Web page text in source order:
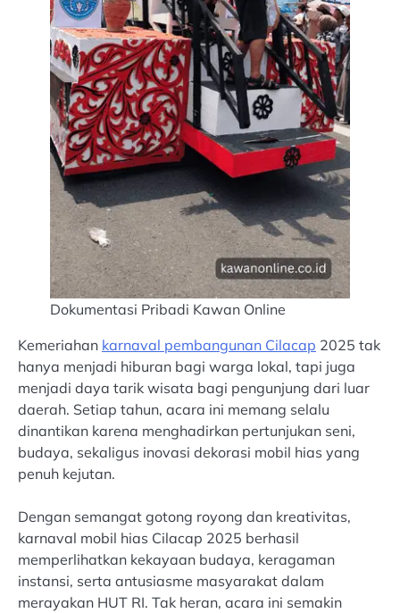
Dokumentasi Pribadi Kawan Online
Kemeriahan karnaval pembangunan Cilacap 2025 tak
hanya menjadi hiburan bagi warga lokal, tapi juga
menjadi daya tarik wisata bagi pengunjung dari luar
daerah. Setiap tahun, acara ini memang selalu
dinantikan karena menghadirkan pertunjukan seni,
budaya, sekaligus inovasi dekorasi mobil hias yang
penuh kejutan.
Dengan semangat gotong royong dan kreativitas,
karnaval mobil hias Cilacap 2025 berhasil
memperlihatkan kekayaan budaya, keragaman
instansi, serta antusiasme masyarakat dalam
merayakan HUT RI. Tak heran, acara ini semakin